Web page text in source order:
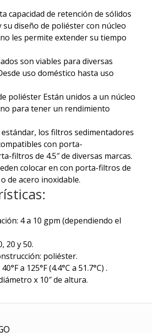
capacidad de retención de sólidos
su diseño de poliéster con núcleo
les permite extender su tiempo
son viables para diversas
uso doméstico hasta uso
poliéster Están unidos a un núcleo
para tener un rendimiento
los filtros sedimentadores
con porta-
filtros de 4.5″ de diversas marcas.
colocar en con porta-filtros de
de acero inoxidable.
4 a 10 gpm (dependiendo el
20 y 50.
poliéster.
a 125°F (4.4°C a 51.7°C) .
x 10″ de altura.